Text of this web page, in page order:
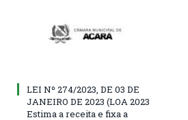
LEI Nº 274/2023, DE 03 DE
JANEIRO DE 2023 (LOA 2023
Estima a receita e fixa a